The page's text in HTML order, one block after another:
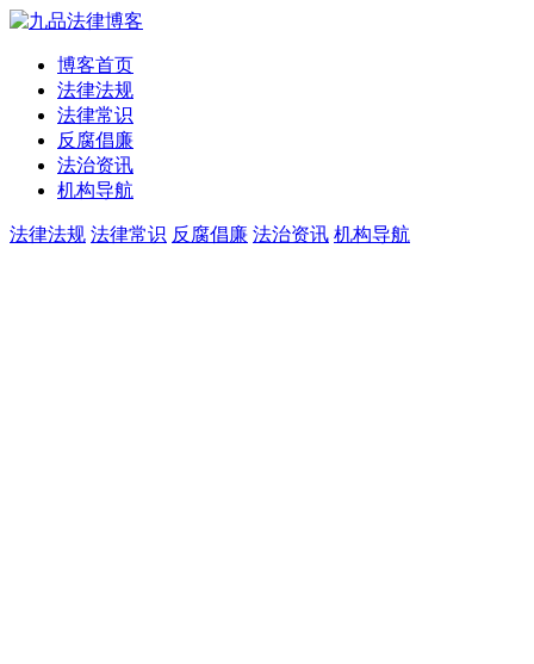
博客首页
法律法规
法律常识
反腐倡廉
法治资讯
机构导航
法律法规 法律常识 反腐倡廉 法治资讯 机构导航